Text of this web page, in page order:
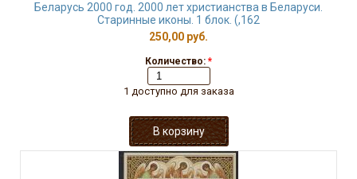
Беларусь 2000 год. 2000 лет христианства в Беларуси.
Старинные иконы. 1 блок. (,162
250,00 руб.
Количество: *
1 доступно для заказа